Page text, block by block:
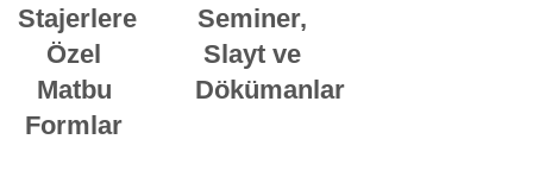
Stajerlere
Özel
Matbu
Formlar
Seminer,
Slayt ve
Dökümanlar